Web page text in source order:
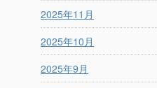
2025年11月
2025年10月
2025年9月